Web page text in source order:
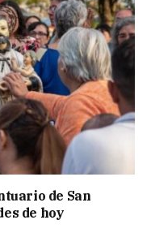
de San
de hoy